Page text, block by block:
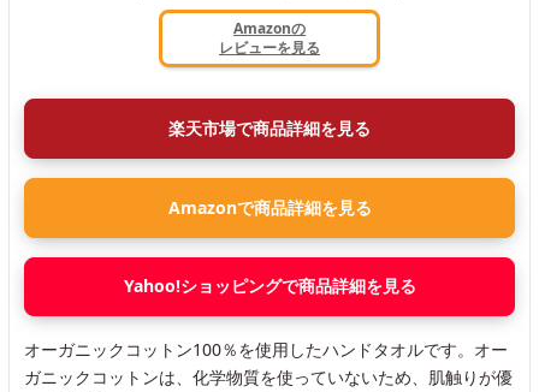
Amazonの
レビューを見る
楽天市場で商品詳細を見る
Amazonで商品詳細を見る
Yahoo!ショッピングで商品詳細を見る
オーガニックコットン100％を使用したハンドタオルです。オー
ガニックコットンは、化学物質を使っていないため、肌触りが優